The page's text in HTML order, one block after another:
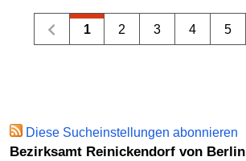
1 2 3 4 5
Diese Sucheinstellungen abonnieren
Bezirksamt Reinickendorf von Berlin